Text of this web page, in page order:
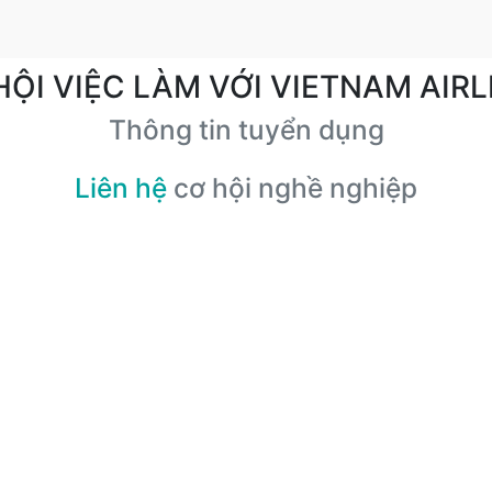
VIỆC LÀM VỚI VIETNAM
Thông tin tuyển dụng
Liên hệ cơ hội nghề nghiệp